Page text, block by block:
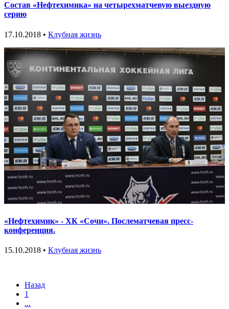
Состав «Нефтехимика» на четырехматчевую выездную
серию
17.10.2018 • Клубная жизнь
«Нефтехимик» - ХК «Сочи». Послематчевая пресс-
конференция.
15.10.2018 • Клубная жизнь
Назад
1
...